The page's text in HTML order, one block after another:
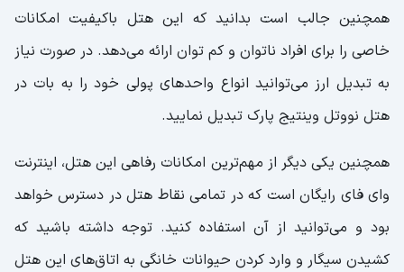
همچنین جالب است بدانید که این هتل باکیفیت امکانات
خاصی را برای افراد ناتوان و کم توان ارائه می‌دهد. در صورت نیاز
به تبدیل ارز می‌توانید انواع واحدهای پولی خود را به بات در
هتل نووتل وینتیج پارک تبدیل نمایید.
همچنین یکی دیگر از مهم‌ترین امکانات رفاهی این هتل، اینترنت
وای فای رایگان است که در تمامی نقاط هتل در دسترس خواهد
بود و می‌توانید از آن‌ استفاده کنید. توجه داشته باشید که
کشیدن سیگار و وارد کردن حیوانات خانگی به اتاق‌های این هتل